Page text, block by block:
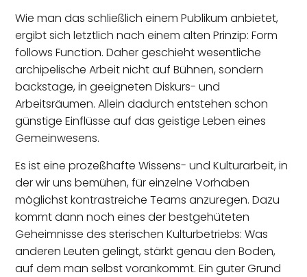
Wie man das schließlich einem Publikum anbietet,
ergibt sich letztlich nach einem alten Prinzip: Form
follows Function. Daher geschieht wesentliche
archipelische Arbeit nicht auf Bühnen, sondern
backstage, in geeigneten Diskurs- und
Arbeitsräumen. Allein dadurch entstehen schon
günstige Einflüsse auf das geistige Leben eines
Gemeinwesens.
Es ist eine prozeßhafte Wissens- und Kulturarbeit, in
der wir uns bemühen, für einzelne Vorhaben
möglichst kontrastreiche Teams anzuregen. Dazu
kommt dann noch eines der bestgehüteten
Geheimnisse des sterischen Kulturbetriebs: Was
anderen Leuten gelingt, stärkt genau den Boden,
auf dem man selbst vorankommt. Ein guter Grund